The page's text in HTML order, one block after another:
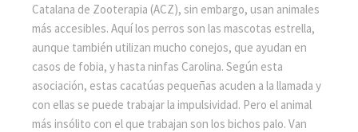
Catalana de Zooterapia (ACZ), sin embargo, usan animales
más accesibles. Aquí los perros son las mascotas estrella,
aunque también utilizan mucho conejos, que ayudan en
casos de fobia, y hasta ninfas Carolina. Según esta
asociación, estas cacatúas pequeñas acuden a la llamada y
con ellas se puede trabajar la impulsividad. Pero el animal
más insólito con el que trabajan son los bichos palo. Van